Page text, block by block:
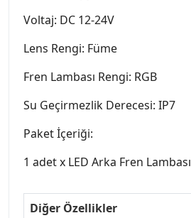
Voltaj: DC 12-24V
Lens Rengi: Füme
Fren Lambası Rengi: RGB
Su Geçirmezlik Derecesi: IP7
Paket İçeriği:
1 adet x LED Arka Fren Lambası
Diğer Özellikler